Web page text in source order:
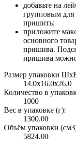
добавьте на
групповым для
пришить;
приложите
основного
пришива.
пришива
Размер упаковки
14.0x16.0x26.0
Количество в
1000
Вес в упаковке (г):
1300.00
Объём упаковки
5824.00